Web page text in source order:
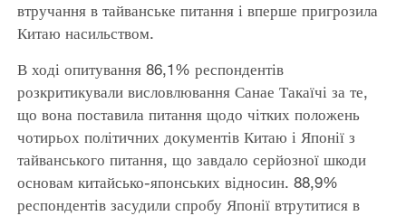
втручання в тайванське питання і вперше пригрозила
Китаю насильством.
В ході опитування 86,1% респондентів
розкритикували висловлювання Санае Такаїчі за те,
що вона поставила питання щодо чітких положень
чотирьох політичних документів Китаю і Японії з
тайванського питання, що завдало серйозної шкоди
основам китайсько-японських відносин. 88,9%
респондентів засудили спробу Японії втрутитися в